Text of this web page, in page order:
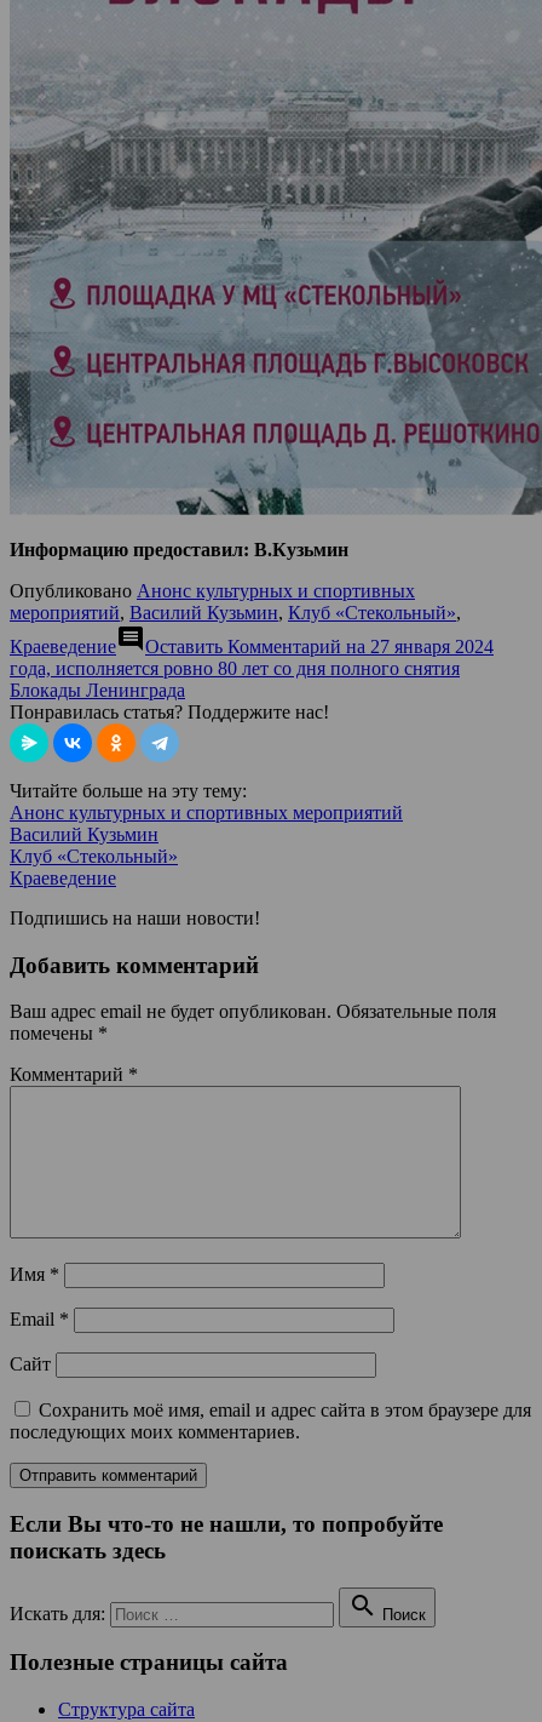
Информацию предоставил: В.Кузьмин
Опубликовано Анонс культурных и спортивных
мероприятий, Василий Кузьмин, Клуб «Стекольный»,
Краеведениеcomment Оставить Комментарий на 27 января 2024
года, исполняется ровно 80 лет со дня полного снятия
Блокады Ленинграда
Понравилась статья? Поддержите нас!
Читайте больше на эту тему:
Анонс культурных и спортивных мероприятий
Василий Кузьмин
Клуб «Стекольный»
Краеведение
Подпишись на наши новости!
Добавить комментарий
Ваш адрес email не будет опубликован. Обязательные поля
помечены *
Комментарий *
Имя *
Email *
Сайт
Сохранить моё имя, email и адрес сайта в этом браузере для
последующих моих комментариев.
Если Вы что-то не нашли, то попробуйте
поискать здесь
Искать для:  Поиск
Полезные страницы сайта
Структура сайта